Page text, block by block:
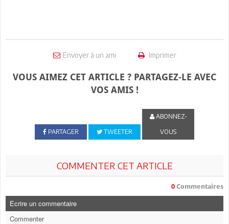
Envoyer à un ami Imprimer
VOUS AIMEZ CET ARTICLE ? PARTAGEZ-LE AVEC
VOS AMIS !
PARTAGER TWEETER
ABONNEZ-
VOUS
COMMENTER CET ARTICLE
0 Commentaires
Ecrire un commentaire
Commenter